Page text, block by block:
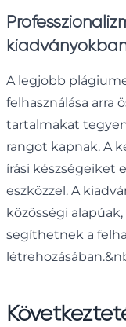
A legjobb
felhasználása arra
tartalmakat
rangot kapnak. A
írási készségeiket
eszközzel. A
közösségi
segíthetnek a